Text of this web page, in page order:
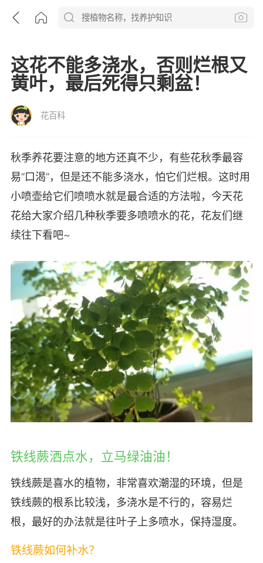
这花不能多浇水，否则烂根又
黄叶，最后死得只剩盆！
花百科
秋季养花要注意的地方还真不少，有些花秋季最容
易“口渴”，但是还不能多浇水，怕它们烂根。这时用
小喷壶给它们喷喷水就是最合适的方法啦，今天花
花给大家介绍几种秋季要多喷喷水的花，花友们继
续往下看吧~
铁线蕨洒点水，立马绿油油！
铁线蕨是喜水的植物，非常喜欢潮湿的环境，但是
铁线蕨的根系比较浅，多浇水是不行的，容易烂
根，最好的办法就是往叶子上多喷水，保持湿度。
铁线蕨如何补水？